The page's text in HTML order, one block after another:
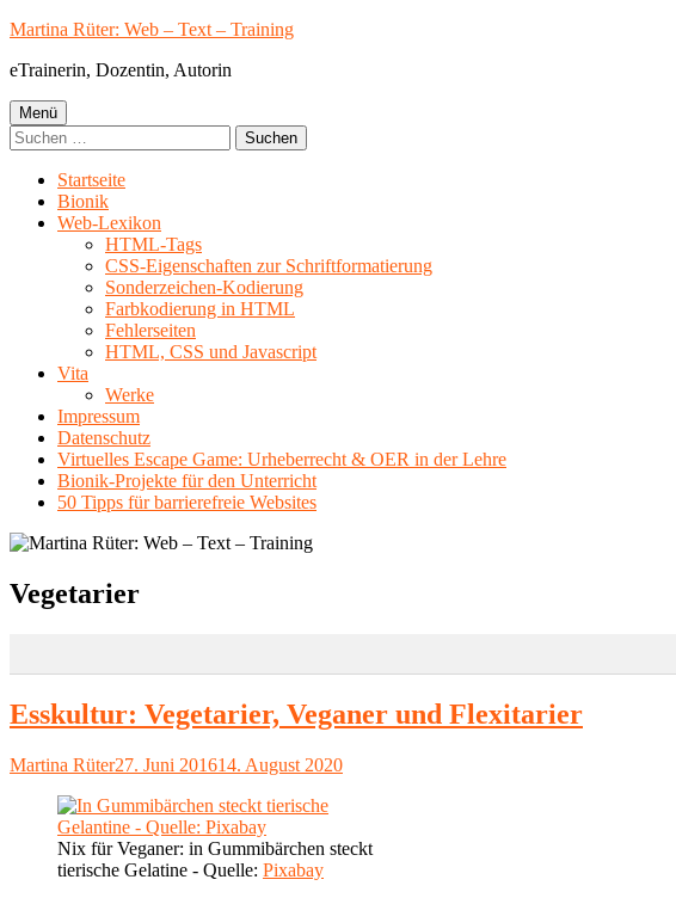
Springe
Inhalt
Martina Rüter: Web – Text – Training
eTrainerin, Dozentin, Autorin
Primäres
Menü
Menü
Suchen
nach:
Startseite
Bionik
Web-Lexikon
HTML-Tags
CSS-Eigenschaften zur Schriftformatierung
Sonderzeichen-Kodierung
Farbkodierung in HTML
Fehlerseiten
HTML, CSS und Javascript
Vita
Werke
Impressum
Datenschutz
Virtuelles Escape Game: Urheberrecht & OER in der Lehre
Bionik-Projekte für den Unterricht
50 Tipps für barrierefreie Websites
Schlagwort:
Vegetarier
Esskultur: Vegetarier, Veganer und Flexitarier
Autor
Martina RüterVeröffentlicht
27. Juni 201614. August 2020
Nix für Veganer: in Gummibärchen steckt
tierische Gelatine - Quelle: Pixabay